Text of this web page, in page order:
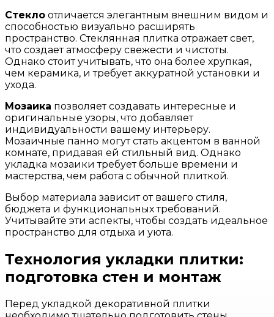
Стекло отличается элегантным внешним видом и
способностью визуально расширять
пространство. Стеклянная плитка отражает свет,
что создает атмосферу свежести и чистоты.
Однако стоит учитывать, что она более хрупкая,
чем керамика, и требует аккуратной установки и
ухода.
Мозаика позволяет создавать интересные и
оригинальные узоры, что добавляет
индивидуальности вашему интерьеру.
Мозаичные панно могут стать акцентом в ванной
комнате, придавая ей стильный вид. Однако
укладка мозаики требует больше времени и
мастерства, чем работа с обычной плиткой.
Выбор материала зависит от вашего стиля,
бюджета и функциональных требований.
Учитывайте эти аспекты, чтобы создать идеальное
пространство для отдыха и уюта.
Технология укладки плитки:
подготовка стен и монтаж
Перед укладкой декоративной плитки